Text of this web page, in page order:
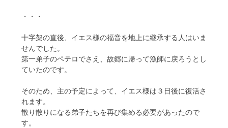
・・・
十字架の直後、イエス様の福音を地上に継承する人はいま
せんでした。
第一弟子のペテロでさえ、故郷に帰って漁師に戻ろうとし
ていたのです。
そのため、主の予定によって、イエス様は３日後に復活さ
れます。
散り散りになる弟子たちを再び集める必要があったので
す。